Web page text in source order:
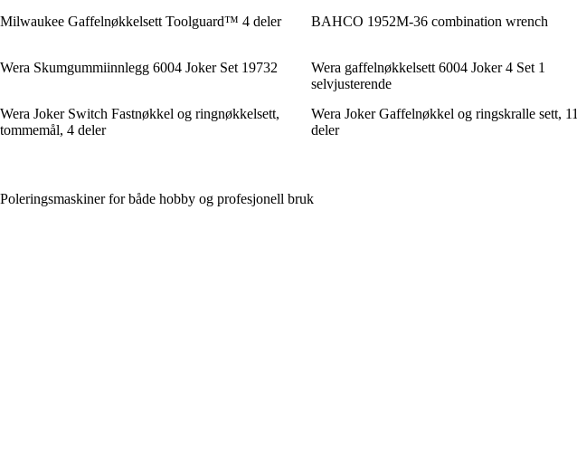
Milwaukee Gaffelnøkkelsett Toolguard™ 4 deler
BAHCO 1952M-36 combination wrench
Wera Skumgummiinnlegg 6004 Joker Set 19732
Wera gaffelnøkkelsett 6004 Joker 4 Set 1
selvjusterende
Wera Joker Switch Fastnøkkel og ringnøkkelsett,
tommemål, 4 deler
Wera Joker Gaffelnøkkel og ringskralle sett, 11
deler
Poleringsmaskiner for både hobby og profesjonell bruk